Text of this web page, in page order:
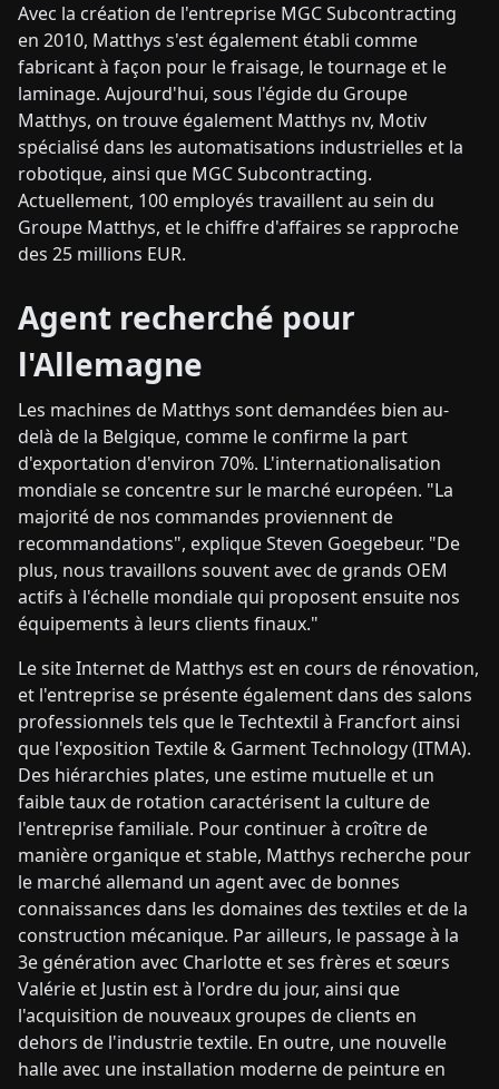
Avec la création de l'entreprise MGC Subcontracting
en 2010, Matthys s'est également établi comme
fabricant à façon pour le fraisage, le tournage et le
laminage. Aujourd'hui, sous l'égide du Groupe
Matthys, on trouve également Matthys nv, Motiv
spécialisé dans les automatisations industrielles et la
robotique, ainsi que MGC Subcontracting.
Actuellement, 100 employés travaillent au sein du
Groupe Matthys, et le chiffre d'affaires se rapproche
des 25 millions EUR.
Agent recherché pour
l'Allemagne
Les machines de Matthys sont demandées bien au-
delà de la Belgique, comme le confirme la part
d'exportation d'environ 70%. L'internationalisation
mondiale se concentre sur le marché européen. "La
majorité de nos commandes proviennent de
recommandations", explique Steven Goegebeur. "De
plus, nous travaillons souvent avec de grands OEM
actifs à l'échelle mondiale qui proposent ensuite nos
équipements à leurs clients finaux."
Le site Internet de Matthys est en cours de rénovation,
et l'entreprise se présente également dans des salons
professionnels tels que le Techtextil à Francfort ainsi
que l'exposition Textile & Garment Technology (ITMA).
Des hiérarchies plates, une estime mutuelle et un
faible taux de rotation caractérisent la culture de
l'entreprise familiale. Pour continuer à croître de
manière organique et stable, Matthys recherche pour
le marché allemand un agent avec de bonnes
connaissances dans les domaines des textiles et de la
construction mécanique. Par ailleurs, le passage à la
3e génération avec Charlotte et ses frères et sœurs
Valérie et Justin est à l'ordre du jour, ainsi que
l'acquisition de nouveaux groupes de clients en
dehors de l'industrie textile. En outre, une nouvelle
halle avec une installation moderne de peinture en